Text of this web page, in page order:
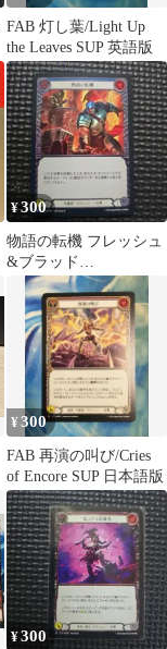
FAB 灯し葉/Light Up
the Leaves SUP 英語版
¥300
物語の転機 フレッシュ
&ブラッド
FLESH&BLOOD 闘魂
激突
¥300
FAB 再演の叫び/Cries
of Encore SUP 日本語版
¥300